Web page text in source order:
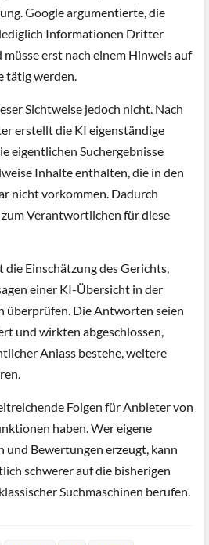
Google argumentierte, die
lediglich Informationen Dritter
erst nach einem Hinweis auf
tätig werden.
Sichtweise jedoch nicht. Nach
erstellt die KI eigenständige
eigentlichen Suchergebnisse
Inhalte enthalten, die in den
nicht vorkommen. Dadurch
Verantwortlichen für diese
die Einschätzung des Gerichts,
einer KI-Übersicht in der
überprüfen. Die Antworten seien
und wirkten abgeschlossen,
Anlass bestehe, weitere
Folgen für Anbieter von
haben. Wer eigene
und Bewertungen erzeugt, kann
schwerer auf die bisherigen
Suchmaschinen berufen.